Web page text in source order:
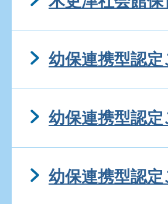
幼保連携型認
幼保連携型認
幼保連携型認